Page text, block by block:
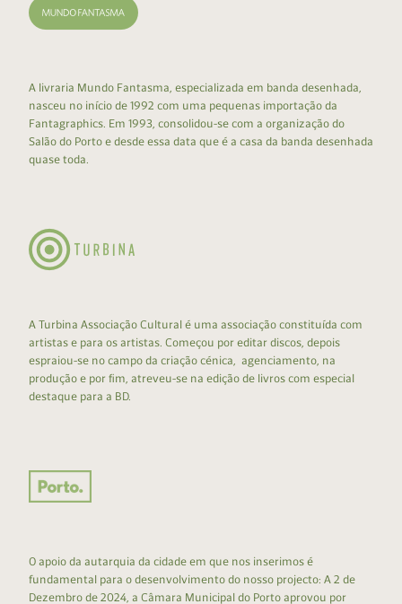
A livraria Mundo Fantasma, especializada em banda desenhada,
nasceu no início de 1992 com uma pequenas importação da
Fantagraphics. Em 1993, consolidou-se com a organização do
Salão do Porto e desde essa data que é a casa da banda desenhada
quase toda.
A Turbina Associação Cultural é uma associação constituída com
artistas e para os artistas. Começou por editar discos, depois
espraiou-se no campo da criação cénica, agenciamento, na
produção e por fim, atreveu-se na edição de livros com especial
destaque para a BD.
O apoio da autarquia da cidade em que nos inserimos é
fundamental para o desenvolvimento do nosso projecto: A 2 de
Dezembro de 2024, a Câmara Municipal do Porto aprovou por